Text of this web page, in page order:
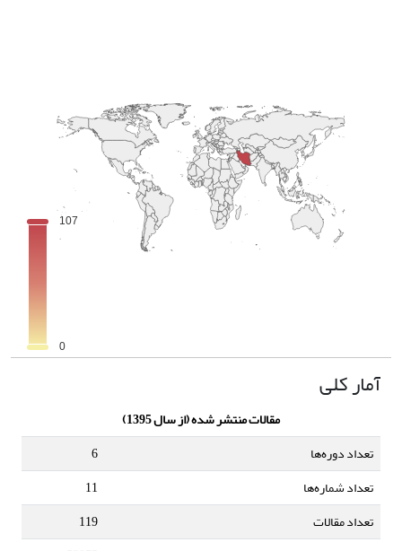
آمار کلی
مقالات منتشر شده (از سال 1395)
تعداد دوره‌ها
6
تعداد شماره‌ها
11
تعداد مقالات
119